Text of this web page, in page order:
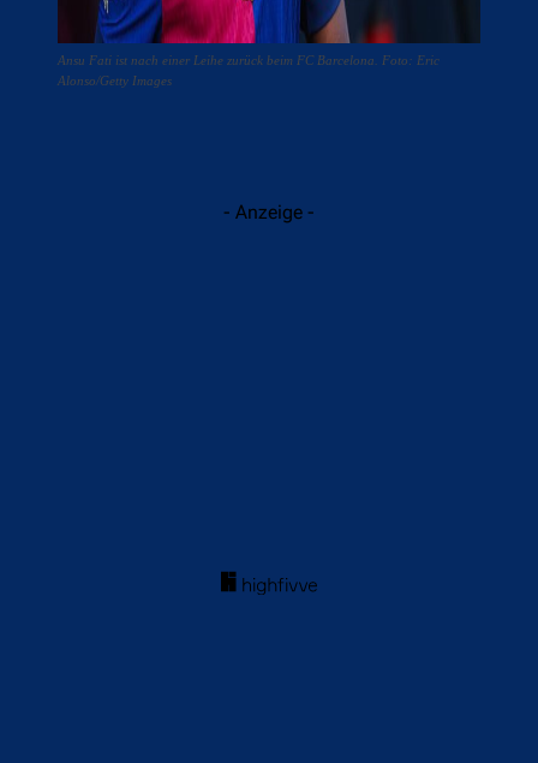
Ansu Fati ist nach einer Leihe zurück beim FC Barcelona. Foto: Eric
Alonso/Getty Images
- Anzeige -